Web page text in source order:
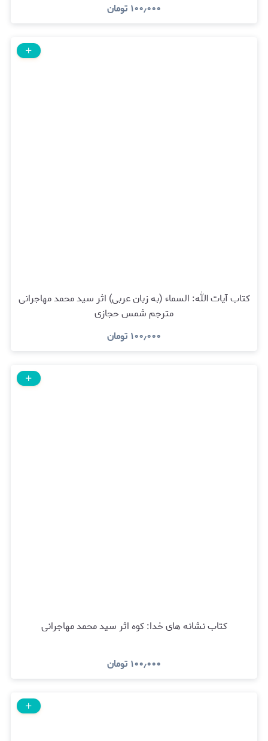
۱۰۰٫۰۰۰ تومان
کتاب آیات الله: السماء (به زبان عربی) اثر سید محمد مهاجرانی
مترجم شمس حجازی
۱۰۰٫۰۰۰ تومان
کتاب نشانه های خدا: کوه اثر سید محمد مهاجرانی
۱۰۰٫۰۰۰ تومان